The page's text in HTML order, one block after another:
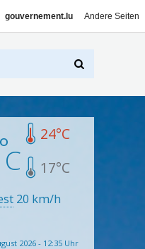
gouvernement.lu Andere Seiten
24°C
17°C
20 km/h
2026 - 12:35 Uhr